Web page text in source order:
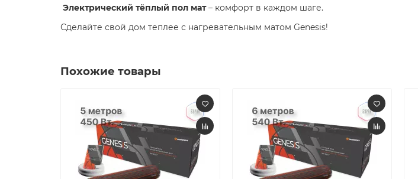
Электрический тёплый пол мат– комфорт в каждом шаге.
Сделайте свой дом теплее с нагревательным матом Genesis!
Похожие товары